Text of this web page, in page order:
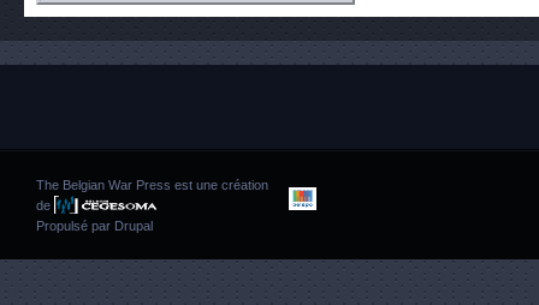
The Belgian War Press est une création
de
Propulsé par Drupal